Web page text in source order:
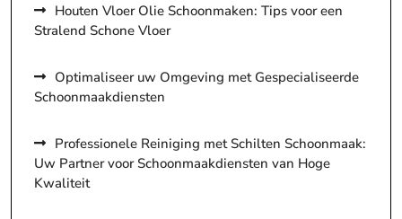
Houten Vloer Olie Schoonmaken: Tips voor een
Stralend Schone Vloer
Optimaliseer uw Omgeving met Gespecialiseerde
Schoonmaakdiensten
Professionele Reiniging met Schilten Schoonmaak:
Uw Partner voor Schoonmaakdiensten van Hoge
Kwaliteit